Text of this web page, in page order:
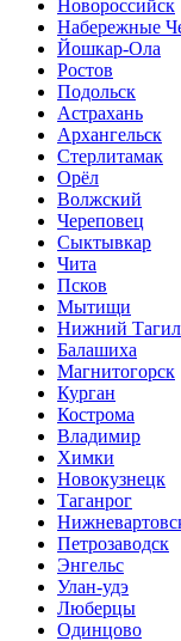
Новороссийск
Набережные
Йошкар-Ола
Ростов
Подольск
Астрахань
Архангельск
Стерлитамак
Орёл
Волжский
Череповец
Сыктывкар
Чита
Псков
Мытищи
Нижний Тагил
Балашиха
Магнитогорск
Курган
Кострома
Владимир
Химки
Новокузнецк
Таганрог
Петрозаводск
Энгельс
Улан-удэ
Люберцы
Одинцово